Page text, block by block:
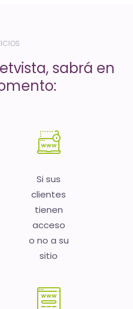
sabrá en
Si sus
clientes
tienen
acceso
o no a su
sitio